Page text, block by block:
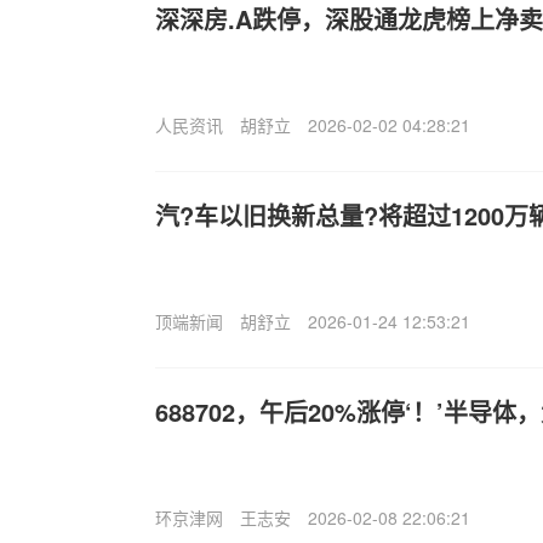
深深房.A跌停，深股通龙虎榜上净
人民资讯 胡舒立 2026-02-02 04:28:21
汽?车以旧换新总量?将超过1200万
顶端新闻 胡舒立 2026-01-24 12:53:21
688702，午后20%涨停‘！’半导体
环京津网 王志安 2026-02-08 22:06:21